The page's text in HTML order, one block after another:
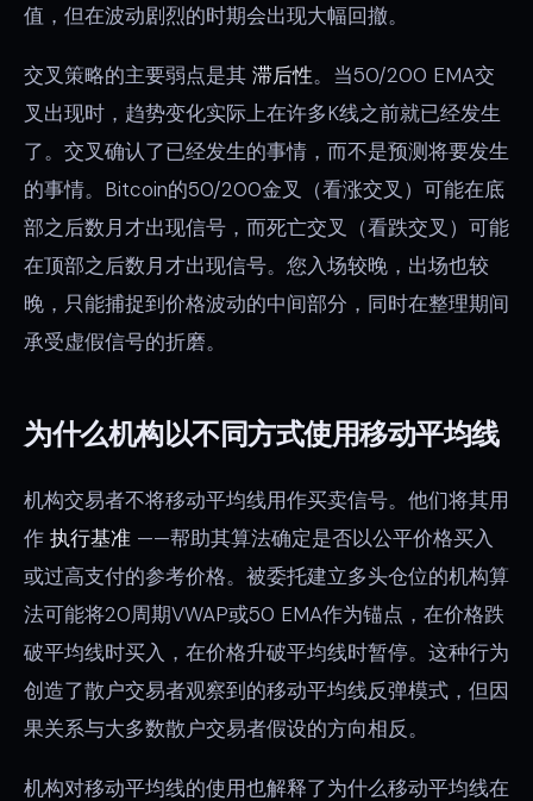
值，但在波动剧烈的时期会出现大幅回撤。
交叉策略的主要弱点是其 滞后性。当50/200 EMA交
叉出现时，趋势变化实际上在许多K线之前就已经发生
了。交叉确认了已经发生的事情，而不是预测将要发生
的事情。Bitcoin的50/200金叉（看涨交叉）可能在底
部之后数月才出现信号，而死亡交叉（看跌交叉）可能
在顶部之后数月才出现信号。您入场较晚，出场也较
晚，只能捕捉到价格波动的中间部分，同时在整理期间
承受虚假信号的折磨。
为什么机构以不同方式使用移动平均线
机构交易者不将移动平均线用作买卖信号。他们将其用
作 执行基准 ——帮助其算法确定是否以公平价格买入
或过高支付的参考价格。被委托建立多头仓位的机构算
法可能将20周期VWAP或50 EMA作为锚点，在价格跌
破平均线时买入，在价格升破平均线时暂停。这种行为
创造了散户交易者观察到的移动平均线反弹模式，但因
果关系与大多数散户交易者假设的方向相反。
机构对移动平均线的使用也解释了为什么移动平均线在